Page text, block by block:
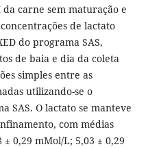
carne sem maturação e
de lactato
do programa SAS,
de baia e dia da coleta
simples entre as
utilizando-se o
SAS. O lactato se manteve
com médias
0,29 mMol/L; 5,03 ± 0,29